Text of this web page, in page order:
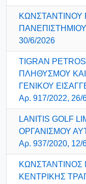
ΚΩΝΣΤΑΝΤΙΝΟΥ
30/6/2026
TIGRAN
ΠΛΗΘΥΣΜΟΥ
ΓΕΝΙΚΟΥ
Αρ. 917/2022, 26/
LANITIS GOLF
ΟΡΓΑΝΙΣΜΟΥ
Αρ. 937/2020, 12/
ΚΕΝΤΡΙΚΗΣ